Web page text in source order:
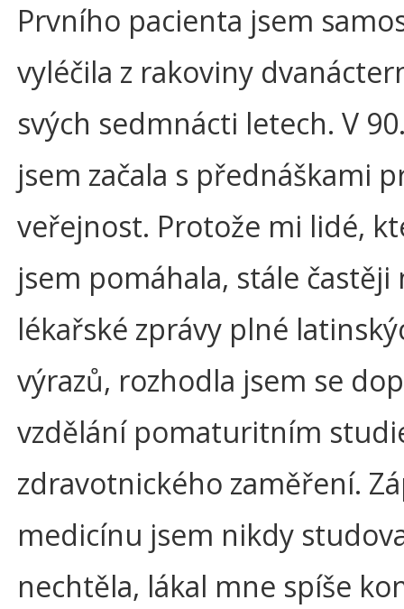
Prvního pacienta jsem
vyléčila z rakoviny
svých sedmnácti letech. V
jsem začala s přednáškami
veřejnost. Protože mi lidé,
jsem pomáhala, stále častěji
lékařské zprávy plné
výrazů, rozhodla jsem se
vzdělání pomaturitním
zdravotnického zaměření.
medicínu jsem nikdy
nechtěla, lákal mne spíše